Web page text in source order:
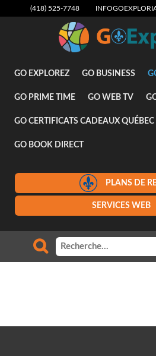
(418) 525-7748
GO EXPLOREZ GO BUSINESS
GO PRIME TIME GO WEB TV
GO CERTIFICATS CADEAUX QUÉBEC
GO BOOK DIRECT
PLANS DE
SERVICES WEB